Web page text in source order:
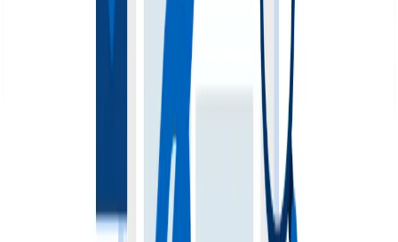
Las páginas huérfanas son aquellas que no están
vinculadas a ninguna otra, por lo que no se pueden
rastrear ni indexar. Si consideras que tienes una página
huérfana importante, enlázala con otras por medio de
enlaces internos, pero si no la consideras importante,
Estrategia de enlazado interno
Veamos ahora cuál es la estrategia más acertada para
tener enlaces internos funcionales e importantes dentro